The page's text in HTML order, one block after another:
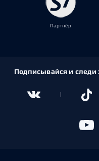
Партнёр
Подписывайся и следи